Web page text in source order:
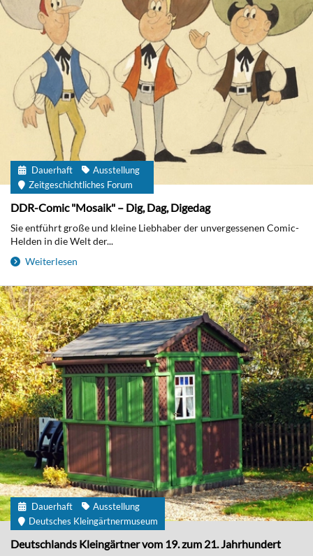
Dauerhaft
Ausstellung
Zeitgeschichtliches Forum
DDR-Comic "Mosaik" – Dig, Dag, Digedag
Sie entführt große und kleine Liebhaber der unvergessenen Comic-
Helden in die Welt der...
Weiterlesen
Dauerhaft
Ausstellung
Deutsches Kleingärtnermuseum
Deutschlands Kleingärtner vom 19. zum 21. Jahrhundert